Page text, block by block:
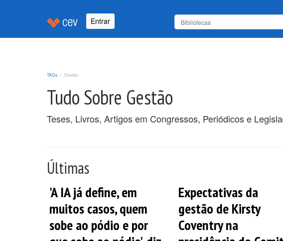
Entrar
TAGs Gestão
Tudo Sobre Gestão
Teses, Livros, Artigos em Congressos, Periódicos e
Últimas
'A IA já define, em
muitos casos, quem
sobe ao pódio e por
Expectativas da
gestão de Kirsty
Coventry na